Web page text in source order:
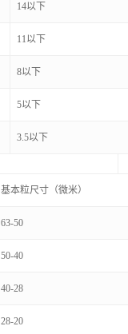
14以下
11以下
8以下
5以下
3.5以下
基本粒尺寸（微米）
63-50
50-40
40-28
28-20